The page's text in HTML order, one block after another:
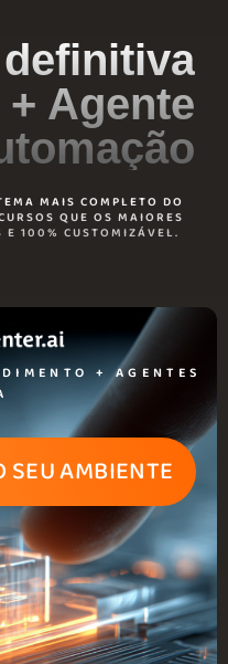
Agente
MAIS COMPLETO DO
QUE OS MAIORES
E 100% CUSTOMIZÁVEL.
+ AGENTES
SEU AMBIENTE